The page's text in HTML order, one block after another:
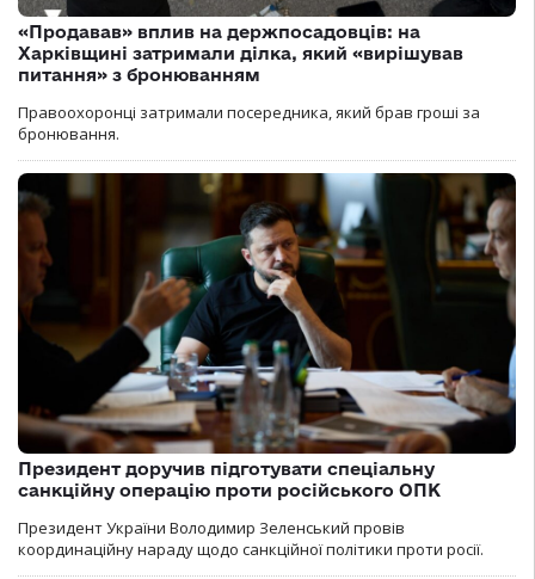
«Продавав» вплив на держпосадовців: на
Харківщині затримали ділка, який «вирішував
питання» з бронюванням
Правоохоронці затримали посередника, який брав гроші за
бронювання.
Президент доручив підготувати спеціальну
санкційну операцію проти російського ОПК
Президент України Володимир Зеленський провів
координаційну нараду щодо санкційної політики проти росії.